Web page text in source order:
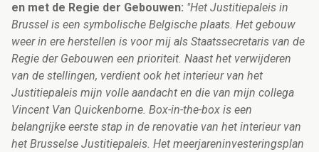
en met de Regie der Gebouwen: "Het Justitiepaleis in
Brussel is een symbolische Belgische plaats. Het gebouw
weer in ere herstellen is voor mij als Staatssecretaris van de
Regie der Gebouwen een prioriteit. Naast het verwijderen
van de stellingen, verdient ook het interieur van het
Justitiepaleis mijn volle aandacht en die van mijn collega
Vincent Van Quickenborne. Box-in-the-box is een
belangrijke eerste stap in de renovatie van het interieur van
het Brusselse Justitiepaleis. Het meerjareninvesteringsplan